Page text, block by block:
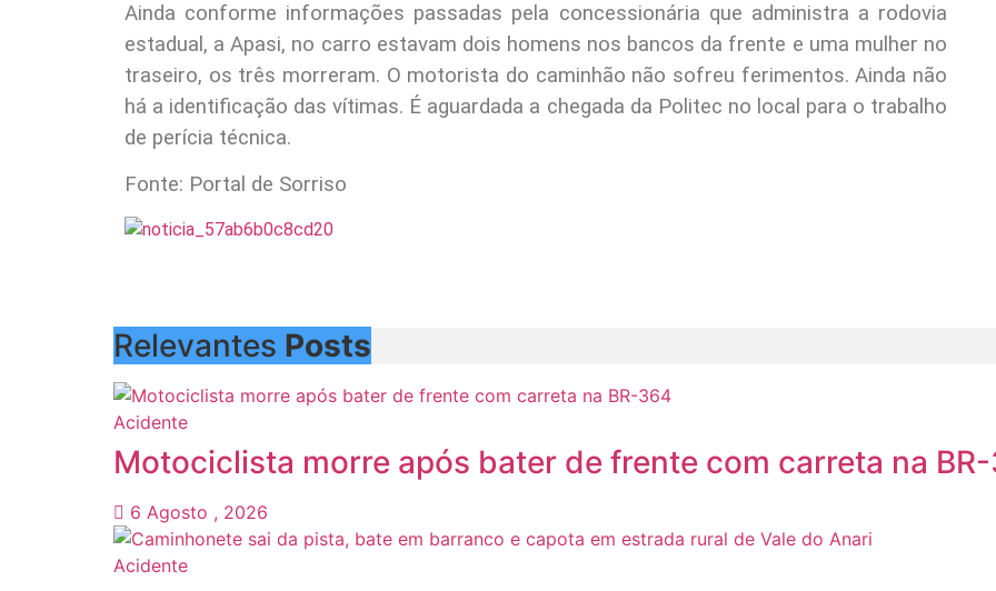
Ainda conforme informações passadas pela concessionária que administra a rodovia
estadual, a Apasi, no carro estavam dois homens nos bancos da frente e uma mulher no
traseiro, os três morreram. O motorista do caminhão não sofreu ferimentos. Ainda não
há a identificação das vítimas. É aguardada a chegada da Politec no local para o trabalho
de perícia técnica.
Fonte: Portal de Sorriso
Relevantes Posts
Acidente
Motociclista morre após bater de frente com carreta na
6 Agosto , 2026
Acidente